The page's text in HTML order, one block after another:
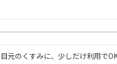
目元のくすみに、少しだけ利用で